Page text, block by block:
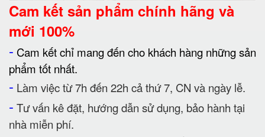
Cam kết sản phẩm chính hãng và
mới 100%
- Cam kết chỉ mang đến cho khách hàng những sản
phẩm tốt nhất.
- Làm việc từ 7h đến 22h cả thứ 7, CN và ngày lễ.
- Tư vấn kê đặt, hướng dẫn sử dụng, bảo hành tại
nhà miễn phí.